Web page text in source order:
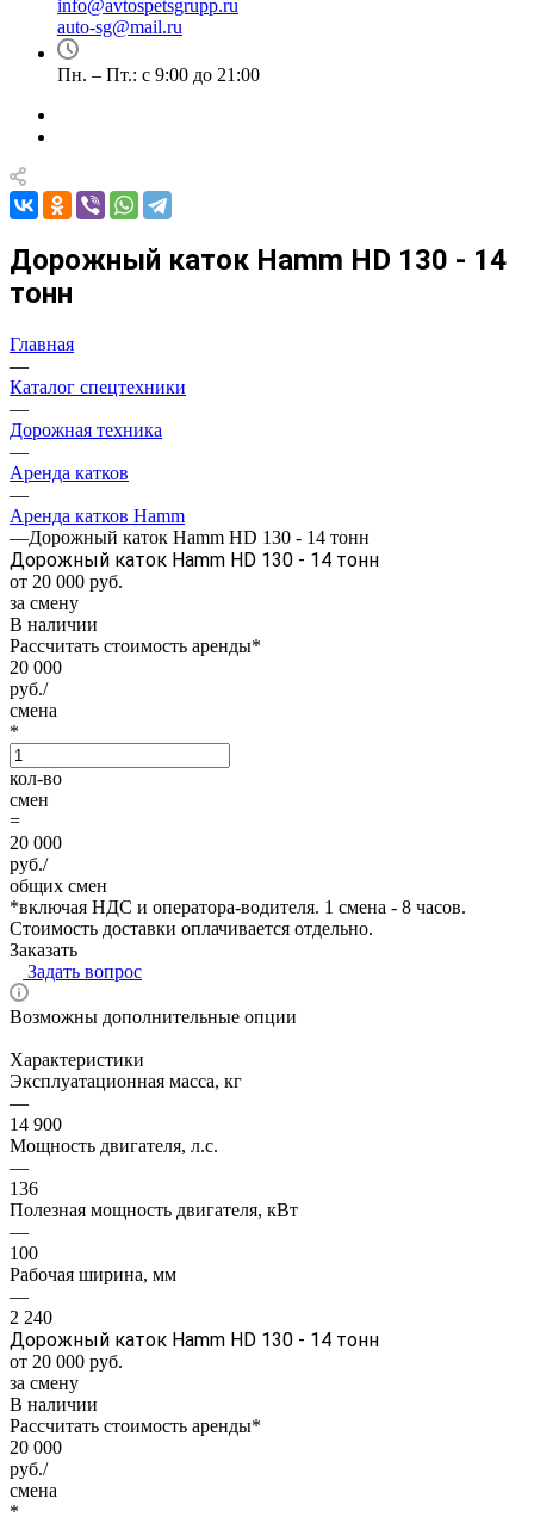
info@avtospetsgrupp.ru
auto-sg@mail.ru
Пн. – Пт.: с 9:00 до 21:00
Дорожный каток Hamm HD 130 - 14
тонн
Главная
—
Каталог спецтехники
—
Дорожная техника
—
Аренда катков
—
Аренда катков Hamm
—Дорожный каток Hamm HD 130 - 14 тонн
Дорожный каток Hamm HD 130 - 14 тонн
от 20 000 руб.
за смену
В наличии
Рассчитать стоимость аренды*
20 000
руб./
смена
*
кол-во
смен
=
20 000
руб./
общих смен
*включая НДС и оператора-водителя. 1 смена - 8 часов.
Стоимость доставки оплачивается отдельно.
Заказать
Задать вопрос
Возможны дополнительные опции
Характеристики
Эксплуатационная масса, кг
—
14 900
Мощность двигателя, л.с.
—
136
Полезная мощность двигателя, кВт
—
100
Рабочая ширина, мм
—
2 240
Дорожный каток Hamm HD 130 - 14 тонн
от 20 000 руб.
за смену
В наличии
Рассчитать стоимость аренды*
20 000
руб./
смена
*